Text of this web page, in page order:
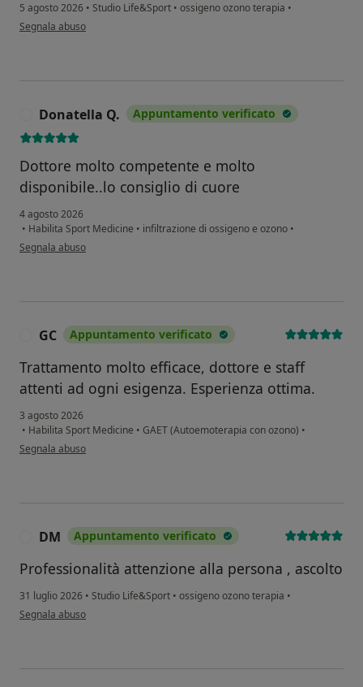
5 agosto 2026 • Studio Life&Sport • ossigeno ozono terapia •
secondo l'opinione dell'utente SC
Segnala abuso
Donatella Q. Appuntamento verificato
Dottore molto competente e molto
disponibile..lo consiglio di cuore
4 agosto 2026
• Habilita Sport Medicine • infiltrazione di ossigeno e ozono •
secondo l'opinione dell'utente Donatella Q.
Segnala abuso
GC Appuntamento verificato
Trattamento molto efficace, dottore e staff
attenti ad ogni esigenza. Esperienza ottima.
3 agosto 2026
• Habilita Sport Medicine • GAET (Autoemoterapia con ozono) •
secondo l'opinione dell'utente GC
Segnala abuso
DM Appuntamento verificato
Professionalità attenzione alla persona , ascolto
31 luglio 2026 • Studio Life&Sport • ossigeno ozono terapia •
secondo l'opinione dell'utente DM
Segnala abuso